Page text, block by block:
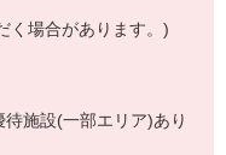
く場合があります。)
施設(一部エリア)あり